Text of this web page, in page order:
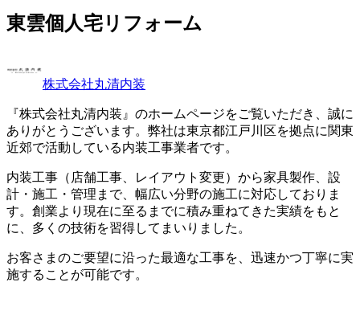
東雲個人宅リフォーム
株式会社丸清内装
『株式会社丸清内装』のホームページをご覧いただき、誠に
ありがとうございます。弊社は東京都江戸川区を拠点に関東
近郊で活動している内装工事業者です。
内装工事（店舗工事、レイアウト変更）から家具製作、設
計・施工・管理まで、幅広い分野の施工に対応しておりま
す。創業より現在に至るまでに積み重ねてきた実績をもと
に、多くの技術を習得してまいりました。
お客さまのご要望に沿った最適な工事を、迅速かつ丁寧に実
施することが可能です。